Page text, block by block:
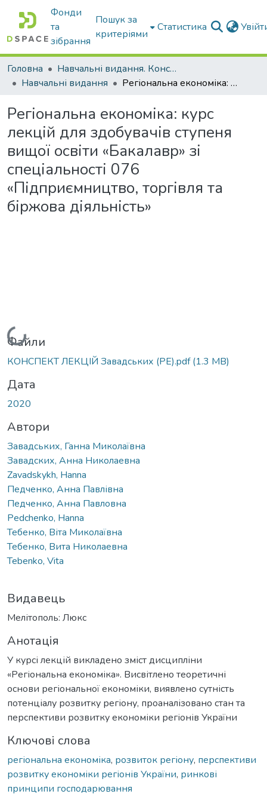
Фонди
та
зібрання
Пошук за
критеріями
Статистика
Головна
Навчальні видання. Конспекти лекцій
Навчальні видання
Регіональна економіка: курс лекцій для здобувачів ступеня вищої освіти «Бакалавр» зі спеціальності 076 «Підприємництво, торгівля та біржова діяльність»
Регіональна економіка: курс
лекцій для здобувачів ступеня
вищої освіти «Бакалавр» зі
спеціальності 076
«Підприємництво, торгівля та
біржова діяльність»
Вантажиться...
Файли
КОНСПЕКТ ЛЕКЦІЙ Завадських (РЕ).pdf(1.3 MB)
Дата
2020
Автори
Завадських, Ганна Миколаївна
Завадских, Анна Николаевна
Zavadskykh, Hanna
Педченко, Анна Павлівна
Педченко, Анна Павловна
Pedchenko, Hanna
Тебенко, Віта Миколаївна
Тебенко, Вита Николаевна
Tebenko, Vita
Видавець
Мелітополь: Люкс
Анотація
У курсі лекцій викладено зміст дисципліни
«Регіональна економіка». Висвітлено теоретичні
основи регіональної економіки, виявлено сутність
потенціалу розвитку регіону, проаналізовано стан та
перспективи розвитку економіки регіонів України
Ключові слова
регіональна економіка, розвиток регіону, перспективи
розвитку економіки регіонів України, ринкові
принципи господарювання